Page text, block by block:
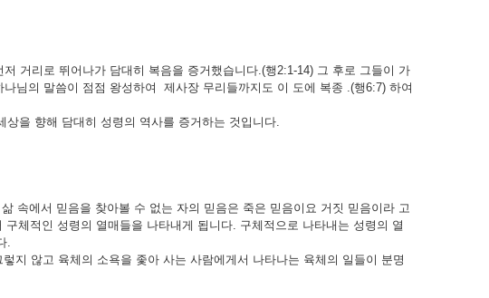
거리로 뛰어나가 담대히 복음을 증거했습니다.(행2:1-14) 그 후로 그들이 가
님의 말씀이 점점 왕성하여 제사장 무리들까지도 이 도에 복종 .(행6:7) 하여
을 향해 담대히 성령의 역사를 증거하는 것입니다.
속에서 믿음을 찾아볼 수 없는 자의 믿음은 죽은 믿음이요 거짓 믿음이라 고
체적인 성령의 열매들을 나타내게 됩니다. 구체적으로 나타내는 성령의 열
.
지 않고 육체의 소욕을 좇아 사는 사람에게서 나타나는 육체의 일들이 분명